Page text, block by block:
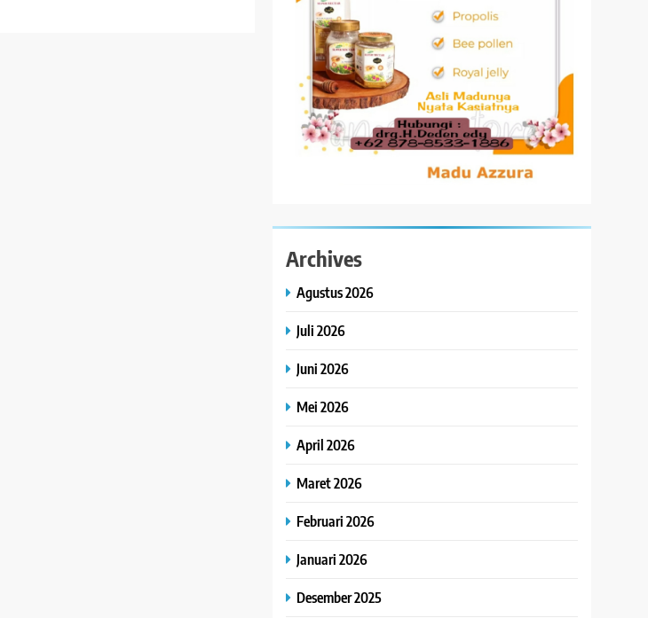
Archives
Agustus 2026
Juli 2026
Juni 2026
Mei 2026
April 2026
Maret 2026
Februari 2026
Januari 2026
Desember 2025